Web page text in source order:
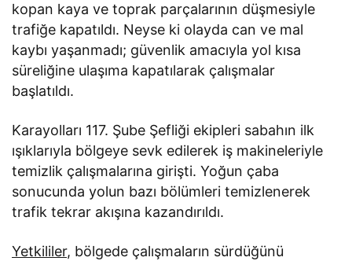
kopan kaya ve toprak parçalarının düşmesiyle
trafiğe kapatıldı. Neyse ki olayda can ve mal
kaybı yaşanmadı; güvenlik amacıyla yol kısa
süreliğine ulaşıma kapatılarak çalışmalar
başlatıldı.
Karayolları 117. Şube Şefliği ekipleri sabahın ilk
ışıklarıyla bölgeye sevk edilerek iş makineleriyle
temizlik çalışmalarına girişti. Yoğun çaba
sonucunda yolun bazı bölümleri temizlenerek
trafik tekrar akışına kazandırıldı.
Yetkililer, bölgede çalışmaların sürdüğünü